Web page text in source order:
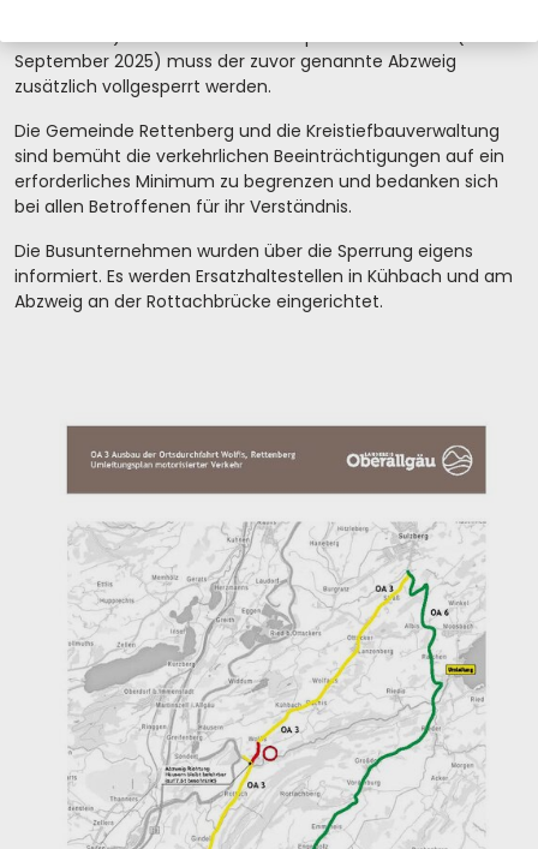
beschränkt.) Für den Einbau der Asphaltdeckschicht (ca.
September 2025) muss der zuvor genannte Abzweig
zusätzlich vollgesperrt werden.
Die Gemeinde Rettenberg und die Kreistiefbauverwaltung
sind bemüht die verkehrlichen Beeinträchtigungen auf ein
erforderliches Minimum zu begrenzen und bedanken sich
bei allen Betroffenen für ihr Verständnis.
Die Busunternehmen wurden über die Sperrung eigens
informiert. Es werden Ersatzhaltestellen in Kühbach und am
Abzweig an der Rottachbrücke eingerichtet.